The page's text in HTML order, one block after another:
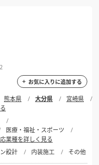
お気に入りに追加する
熊本県 大分県
宮崎県
医療・福祉・スポーツ
業種を詳しく見る
設計 内装施工 その他